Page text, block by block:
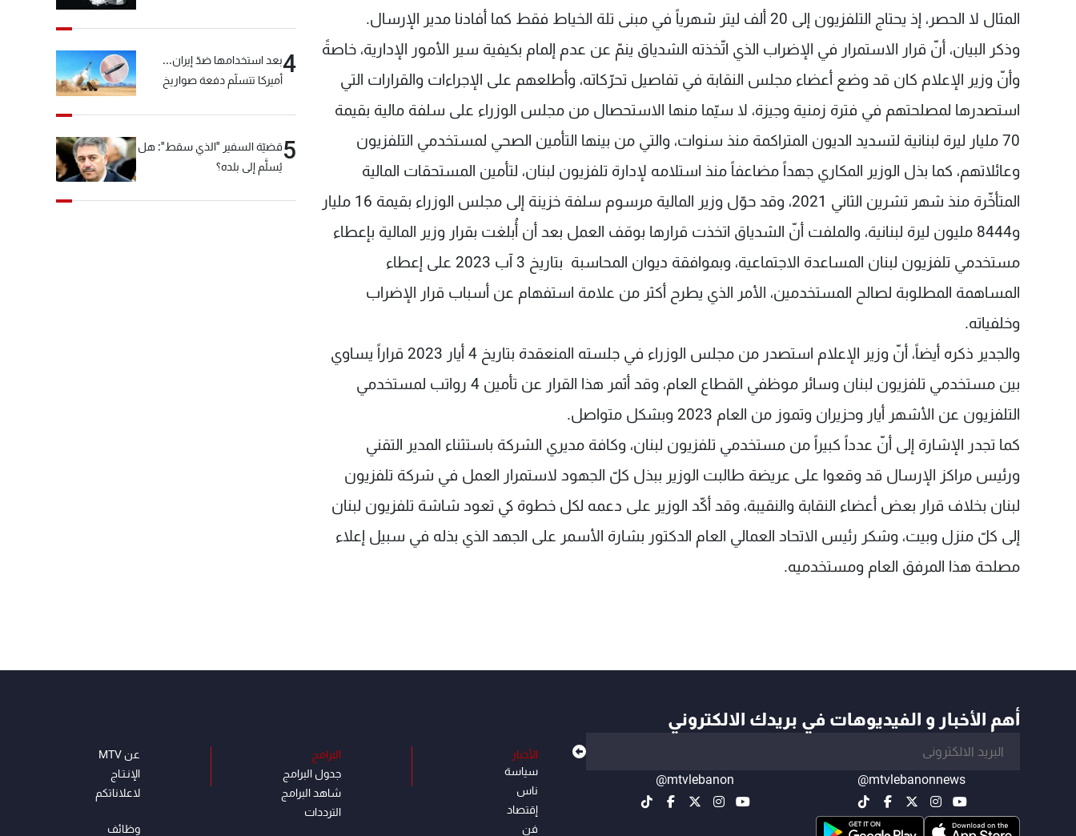
المثال لا الحصر، إذ يحتاج التلفزيون إلى 20 ألف ليتر شهرياً في مبنى تلة الخياط فقط كما أفادنا مدير الإرسال.
وذكر البيان، أنّ قرار الاستمرار في الإضراب الذي اتّخذته الشدياق ينمّ عن عدم إلمام بكيفية سير الأمور الإدارية، خاصةً
وأنّ وزير الإعلام كان قد وضع أعضاء مجلس النقابة في تفاصيل تحرّكاته، وأطلعهم على الإجراءات والقرارات التي
استصدرها لمصلحتهم في فترة زمنية وجيزة، لا سيّما منها الاستحصال من مجلس الوزراء على سلفة مالية بقيمة
70 مليار ليرة لبنانية لتسديد الديون المتراكمة منذ سنوات، والتي من بينها التأمين الصحي لمستخدمي التلفزيون
وعائلاتهم، كما بذل الوزير المكاري جهداً مضاعفاً منذ استلامه لإدارة تلفزيون لبنان، لتأمين المستحقات المالية
المتأخّرة منذ شهر تشرين الثاني 2021، وقد حوّل وزير المالية مرسوم سلفة خزينة إلى مجلس الوزراء بقيمة 16 مليار
و8444 مليون ليرة لبنانية، والملفت أنّ الشدياق اتخذت قرارها بوقف العمل بعد أن أُبلغت بقرار وزير المالية بإعطاء
مستخدمي تلفزيون لبنان المساعدة الاجتماعية، وبموافقة ديوان المحاسبة بتاريخ 3 آب 2023 على إعطاء
المساهمة المطلوبة لصالح المستخدمين، الأمر الذي يطرح أكثر من علامة استفهام عن أسباب قرار الإضراب
وخلفياته.
والجدير ذكره أيضاً، أنّ وزير الإعلام استصدر من مجلس الوزراء في جلسته المنعقدة بتاريخ 4 أيار 2023 قراراً يساوي
بين مستخدمي تلفزيون لبنان وسائر موظفي القطاع العام، وقد أثمر هذا القرار عن تأمين 4 رواتب لمستخدمي
التلفزيون عن الأشهر أيار وحزيران وتموز من العام 2023 وبشكل متواصل.
كما تجدر الإشارة إلى أنّ عدداً كبيراً من مستخدمي تلفزيون لبنان، وكافة مديري الشركة باستثناء المدير التقني
ورئيس مراكز الإرسال قد وقعوا على عريضة طالبت الوزير ببذل كلّ الجهود لاستمرار العمل في شركة تلفزيون
لبنان بخلاف قرار بعض أعضاء النقابة والنقيبة، وقد أكّد الوزير على دعمه لكل خطوة كي تعود شاشة تلفزيون لبنان
إلى كلّ منزل وبيت، وشكر رئيس الاتحاد العمالي العام الدكتور بشارة الأسمر على الجهد الذي بذله في سبيل إعلاء
مصلحة هذا المرفق العام ومستخدميه.
4بعد استخدامها ضدّ إيران...
أميركا تتسلّم دفعة صواريخ
5قضيّة السفير "الذي سقط": هل
يُسلَّم إلى بلده؟
أهم الأخبار و الفيديوهات في بريدك الالكتروني
@mtvlebanonnews
@mtvlebanon
الأخبار
سياسة
ناس
إقتصاد
فن
البرامج
جدول البرامج
شاهد البرامج
الترددات
عن MTV
الإنـتـاج
لاعلاناتكم
وظائف